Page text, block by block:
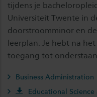
tijdens je
Universiteit Twente in
doorstroomminor en
leerplan. Je hebt na
toegang tot
Business Administration
Educational